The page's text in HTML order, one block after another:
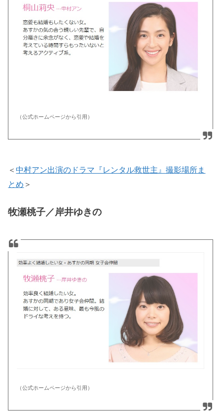
（公式ホームページから引用）
＜中村アン出演のドラマ『レンタル救世主』撮影場所ま
とめ ＞
牧瀬桃子／岸井ゆきの
（公式ホームページから引用）